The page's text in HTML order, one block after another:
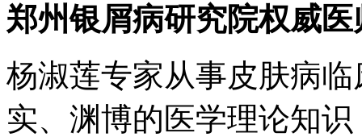
郑州银屑病研究院权威
杨淑莲专家从事皮肤病
实、渊博的医学理论知